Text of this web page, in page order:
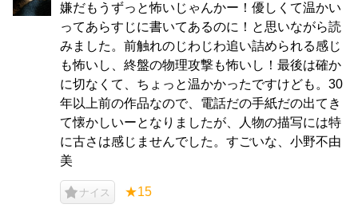
嫌だもうずっと怖いじゃんかー！優しくて温かい
ってあらすじに書いてあるのに！と思いながら読
みました。前触れのじわじわ追い詰められる感じ
も怖いし、終盤の物理攻撃も怖いし！最後は確か
に切なくて、ちょっと温かかったですけども。30
年以上前の作品なので、電話だの手紙だの出てき
て懐かしいーとなりましたが、人物の描写には特
に古さは感じませんでした。すごいな、小野不由
美
ナイス ★15